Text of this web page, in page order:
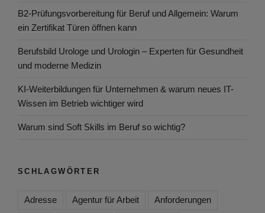
B2-Prüfungsvorbereitung für Beruf und Allgemein: Warum
ein Zertifikat Türen öffnen kann
Berufsbild Urologe und Urologin – Experten für Gesundheit
und moderne Medizin
KI-Weiterbildungen für Unternehmen & warum neues IT-
Wissen im Betrieb wichtiger wird
Warum sind Soft Skills im Beruf so wichtig?
SCHLAGWÖRTER
Adresse Agentur für Arbeit Anforderungen